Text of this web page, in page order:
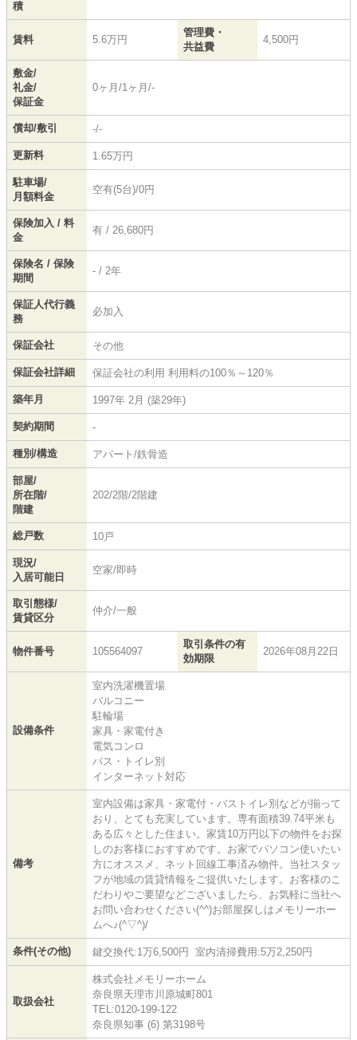
積
賃料 5.6万円
管理費・
共益費
4,500円
敷金/
礼金/
保証金
0ヶ月/1ヶ月/-
償却/敷引 -/-
更新料 1.65万円
駐車場/
月額料金
空有(5台)/0円
保険加入 / 料
金
有 / 26,680円
保険名 / 保険
期間
- / 2年
保証人代行義
務
必加入
保証会社 その他
保証会社詳細 保証会社の利用 利用料の100％～120％
築年月 1997年 2月 (築29年)
契約期間 -
種別/構造 アパート/鉄骨造
部屋/
所在階/
階建
202/2階/2階建
総戸数 10戸
現況/
入居可能日
空家/即時
取引態様/
賃貸区分
仲介/一般
物件番号 105564097
取引条件の有
効期限
2026年08月22日
設備条件
室内洗濯機置場
バルコニー
駐輪場
家具・家電付き
電気コンロ
バス・トイレ別
インターネット対応
備考
室内設備は家具・家電付・バストイレ別などが揃って
おり、とても充実しています。専有面積39.74平米も
ある広々とした住まい。家賃10万円以下の物件をお探
しのお客様におすすめです。お家でパソコン使いたい
方にオススメ、ネット回線工事済み物件。当社スタッ
フが地域の賃貸情報をご提供いたします。お客様のこ
だわりやご要望などございましたら、お気軽に当社へ
お問い合わせください(^^)お部屋探しはメモリーホー
ムへ♪(^▽^)/
条件(その他) 鍵交換代:1万6,500円 室内清掃費用:5万2,250円
取扱会社
株式会社メモリーホーム
奈良県天理市川原城町801
TEL:0120-199-122
奈良県知事 (6) 第3198号